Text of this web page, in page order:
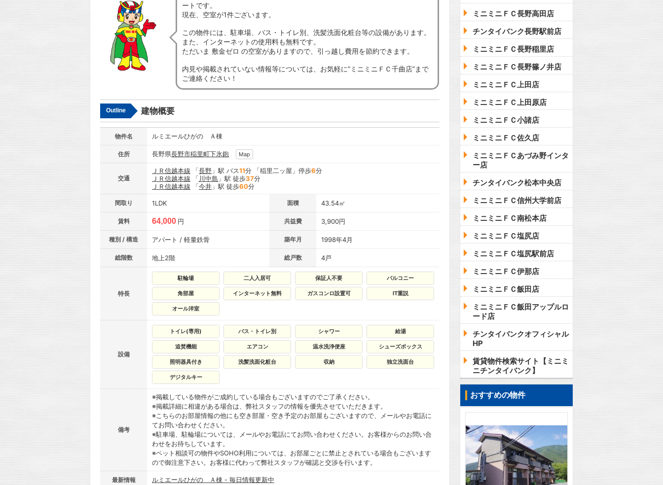
ートです。
現在、空室が1件ございます。
この物件には、駐車場、バス・トイレ別、洗髪洗面化粧台等の設備があります。
また、インターネットの使用料も無料です。
ただいま 敷金ゼロ の空室がありますので、引っ越し費用を節約できます。
内見や掲載されていない情報等については、お気軽に”ミニミニＦＣ千曲店”まで
ご連絡ください！
Outline 建物概要
物件名 ルミエールひがの Ａ棟
住所 長野県長野市稲里町下氷鉋 Map
交通
ＪＲ信越本線 「長野 」駅 バス11分 「稲里二ッ屋」停歩6分
ＪＲ信越本線 「川中島 」駅 徒歩37分
ＪＲ信越本線 「今井 」駅 徒歩60分
間取り 1LDK 面積 43.54㎡
賃料 64,000 円 共益費 3,900円
種別 / 構造 アパート / 軽量鉄骨 築年月 1998年4月
総階数 地上2階 総戸数 4戸
特長
駐輪場 二人入居可 保証人不要 バルコニー
角部屋 インターネット無料 ガスコンロ設置可 IT重説
オール洋室
設備
トイレ(専用) バス・トイレ別 シャワー 給湯
追焚機能 エアコン 温水洗浄便座 シューズボックス
照明器具付き 洗髪洗面化粧台 収納 独立洗面台
デジタルキー
備考
※掲載している物件がご成約している場合もございますのでご了承ください。
※掲載詳細に相違がある場合は、弊社スタッフの情報を優先させていただきます。
※こちらのお部屋情報の他にも空き部屋・空き予定のお部屋もございますので、メールやお電話に
てお問い合わせください。
※駐車場、駐輪場については、メールやお電話にてお問い合わせください。お客様からのお問い合
わせをお待ちしています。
※ペット相談可の物件やSOHO利用については、お部屋ごとに禁止とされている場合もございます
ので御注意下さい。お客様に代わって弊社スタッフが確認と交渉を行います。
最新情報 ルミエールひがの Ａ棟 - 毎日情報更新中
ミニミニＦＣ長野高田店
チンタイバンク長野駅前店
ミニミニＦＣ長野稲里店
ミニミニＦＣ長野篠ノ井店
ミニミニＦＣ上田店
ミニミニＦＣ上田原店
ミニミニＦＣ小諸店
ミニミニＦＣ佐久店
ミニミニＦＣあづみ野インタ
ー店
チンタイバンク松本中央店
ミニミニＦＣ信州大学前店
ミニミニＦＣ南松本店
ミニミニＦＣ塩尻店
ミニミニＦＣ塩尻駅前店
ミニミニＦＣ伊那店
ミニミニＦＣ飯田店
ミニミニＦＣ飯田アップルロ
ード店
チンタイバンクオフィシャル
HP
賃貸物件検索サイト【ミニミ
ニチンタイバンク】
おすすめの物件
2